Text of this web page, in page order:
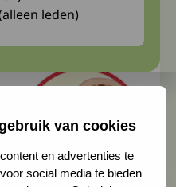
van cookies
en advertenties te
social media te bieden
leden)